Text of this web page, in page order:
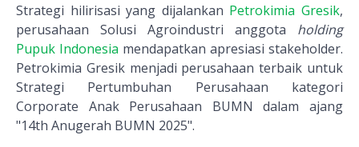
Strategi hilirisasi yang dijalankan Petrokimia Gresik,
perusahaan Solusi Agroindustri anggota holding
Pupuk Indonesia mendapatkan apresiasi stakeholder.
Petrokimia Gresik menjadi perusahaan terbaik untuk
Strategi Pertumbuhan Perusahaan kategori
Corporate Anak Perusahaan BUMN dalam ajang
"14th Anugerah BUMN 2025".